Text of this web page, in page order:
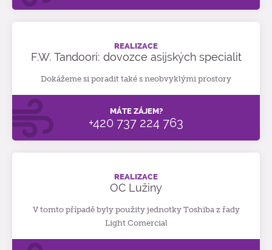
REALIZACE
F.W. Tandoori: dovozce asijských specialit
Dokážeme si poradit také s neobvyklými prostory
MÁTE ZÁJEM?
+420 737 224 763
REALIZACE
OC Lužiny
V tomto případě byly použity jednotky Toshiba z řady
Light Comercial